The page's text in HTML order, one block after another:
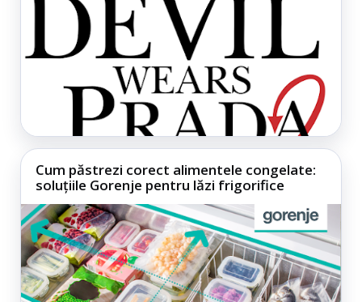
Cum păstrezi corect alimentele congelate:
soluțiile Gorenje pentru lăzi frigorifice